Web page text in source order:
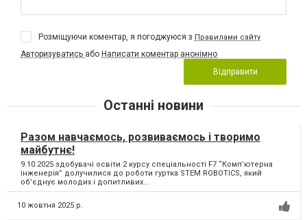
Розміщуючи коментар, я погоджуюся з Правилами сайту
Авторизуватись або Написати коментар анонімно
Відправити
Останні новини
Разом навчаємось, розвиваємось і творимо
майбутнє!
9.10.2025 здобувачі освіти 2 курсу спеціальності F7 “Комп’ютерна
інженерія” долучилися до роботи гуртка STEM ROBOTICS, який
об’єднує молодих і допитливих...
10 жовтня 2025 р.